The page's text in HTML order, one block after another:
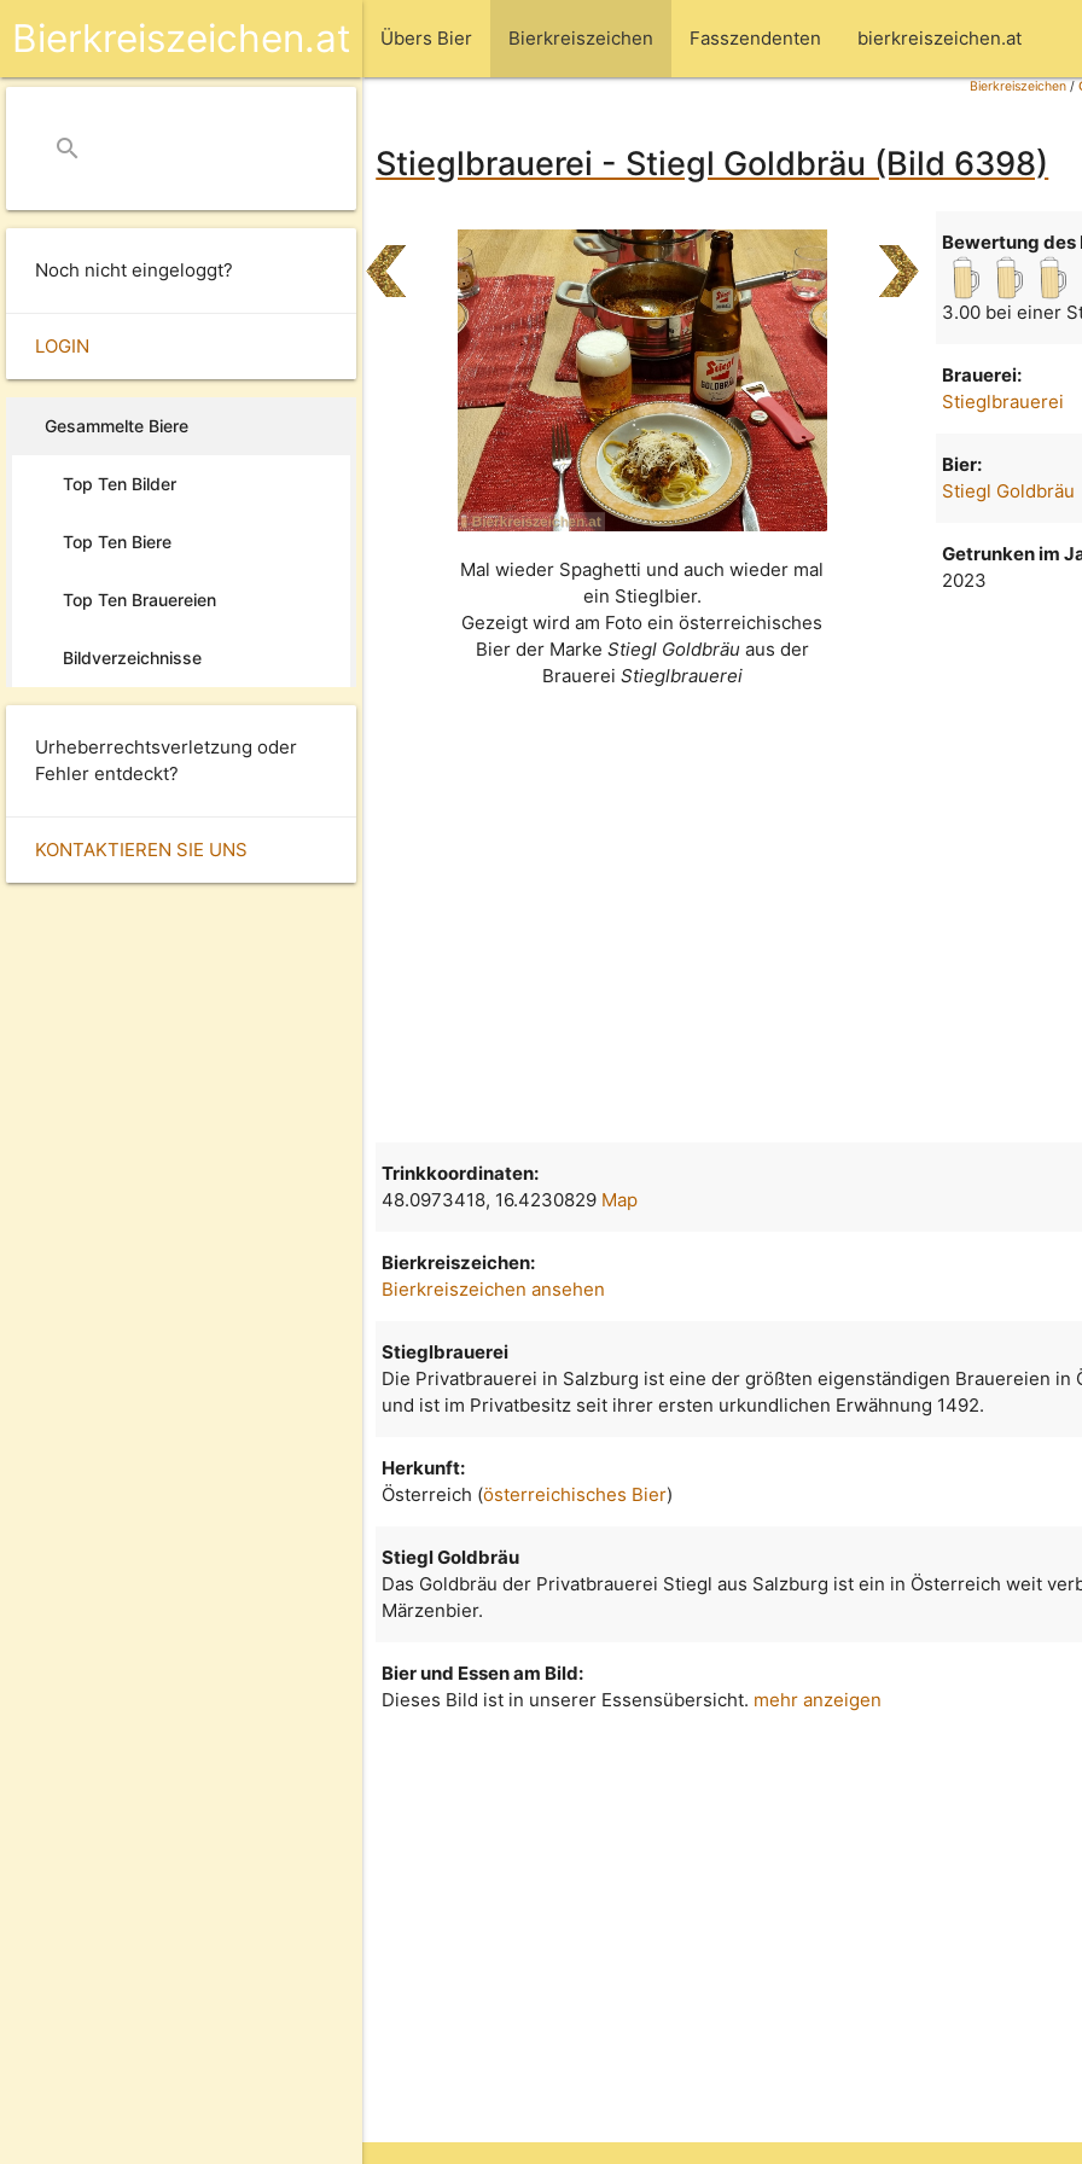
Übers Bier Bierkreiszeichen Fasszendenten bierkreiszeichen.at
Bierkreiszeichen.at
search
Noch nicht eingeloggt?
LOGIN
Gesammelte Biere
Top Ten Bilder
Top Ten Biere
Top Ten Brauereien
Bildverzeichnisse
Urheberrechtsverletzung oder
Fehler entdeckt?
KONTAKTIEREN SIE UNS
Bierkreiszeichen/
Stieglbrauerei - Stiegl Goldbräu (Bild 6398)
Mal wieder Spaghetti und auch wieder mal
ein Stieglbier.
Gezeigt wird am Foto ein österreichisches
Bier der Marke Stiegl Goldbräuaus der
Brauerei Stieglbrauerei
Bewertung des
3.00 bei einer
Brauerei:
Stieglbrauerei
Bier:
Stiegl Goldbräu
Getrunken im
2023
Trinkkoordinaten:
48.0973418, 16.4230829 Map
Bierkreiszeichen:
Bierkreiszeichen ansehen
Stieglbrauerei
Die Privatbrauerei in Salzburg ist eine der größten eigenständigen Brauereien in
und ist im Privatbesitz seit ihrer ersten urkundlichen Erwähnung 1492.
Herkunft:
Österreich (österreichisches Bier)
Stiegl Goldbräu
Das Goldbräu der Privatbrauerei Stiegl aus Salzburg ist ein in Österreich weit
Märzenbier.
Bier und Essen am Bild:
Dieses Bild ist in unserer Essensübersicht. mehr anzeigen